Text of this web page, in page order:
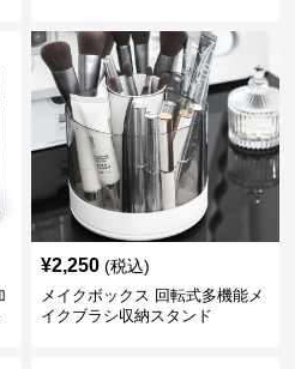
¥2,250 (税込)
メイクボックス 回転式多機能メ
イクブラシ収納スタンド